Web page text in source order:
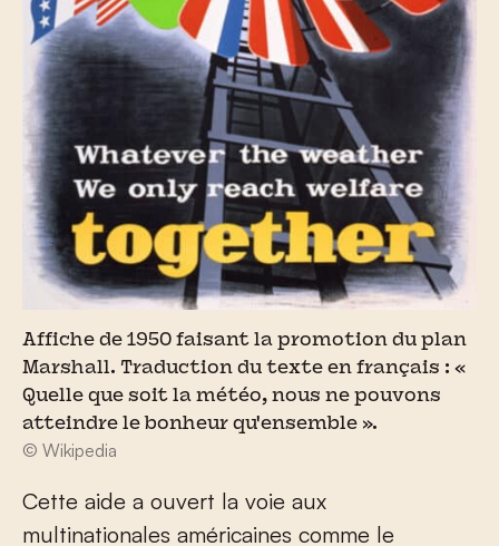
Affiche de 1950 faisant la promotion du plan
Marshall. Traduction du texte en français : «
Quelle que soit la météo, nous ne pouvons
atteindre le bonheur qu'ensemble ».
© Wikipedia
Cette aide a ouvert la voie aux
multinationales américaines comme le